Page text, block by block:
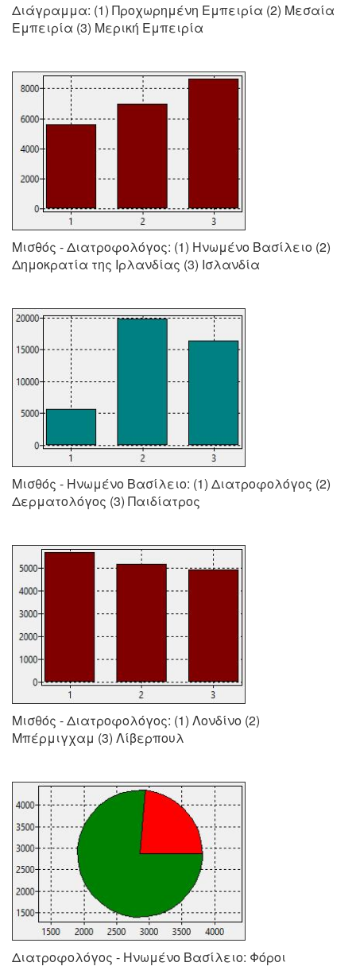
Διάγραμμα: (1) Προχωρημένη Εμπειρία (2) Μεσαία
Εμπειρία (3) Μερική Εμπειρία
Μισθός - Διατροφολόγος: (1) Ηνωμένο Βασίλειο (2)
Δημοκρατία της Ιρλανδίας (3) Ισλανδία
Μισθός - Ηνωμένο Βασίλειο: (1) Διατροφολόγος (2)
Δερματολόγος (3) Παιδίατρος
Μισθός - Διατροφολόγος: (1) Λονδίνο (2)
Μπέρμιγχαμ (3) Λίβερπουλ
Διατροφολόγος - Ηνωμένο Βασίλειο: Φόροι